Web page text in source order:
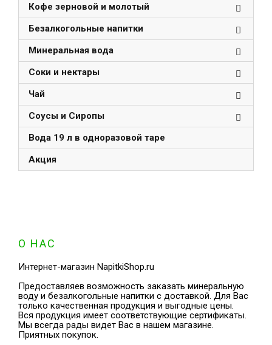
Кофе зерновой и молотый
Безалкогольные напитки
Минеральная вода
Соки и нектары
Чай
Соусы и Сиропы
Вода 19 л в одноразовой таре
Акция
О НАС
Интернет-магазин NapitkiShop.ru
Предоставляев возможность заказать минеральную
воду и безалкогольные напитки с доставкой. Для Вас
только качественная продукция и выгодные цены.
Вся продукция имеет соответствующие сертификаты.
Мы всегда рады видет Вас в нашем магазине.
Приятных покупок.